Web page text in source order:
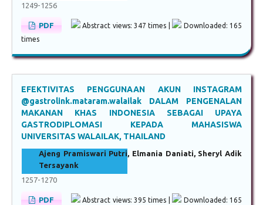
1249-1256
PDF Abstract views: 347 times |
Downloaded: 165
times
EFEKTIVITAS PENGGUNAAN AKUN INSTAGRAM
@gastrolink.mataram.walailak DALAM PENGENALAN
MAKANAN KHAS INDONESIA SEBAGAI UPAYA
GASTRODIPLOMASI KEPADA MAHASISWA
UNIVERSITAS WALAILAK, THAILAND
Ajeng Pramiswari Putri, Elmania Daniati, Sheryl Adik
Tersayank
1257-1270
PDF Abstract views: 395 times |
Downloaded: 165